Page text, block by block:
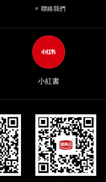
聯絡我們
小紅書